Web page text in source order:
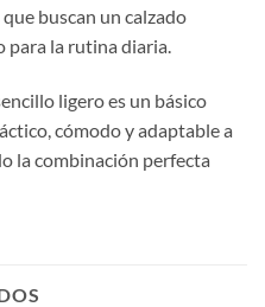
buscan un calzado
para la rutina diaria.
ligero es un básico
cómodo y adaptable a
la combinación perfecta